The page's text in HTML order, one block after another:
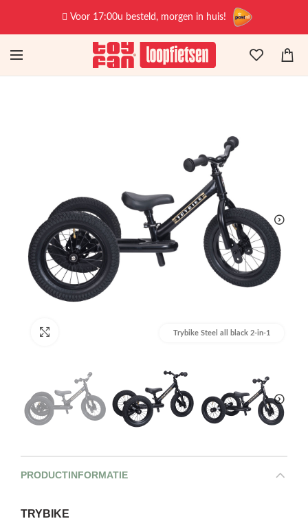
Voor 17:00u besteld, morgen in huis!
Trybike Steel all black 2-in-1
PRODUCTINFORMATIE
TRYBIKE